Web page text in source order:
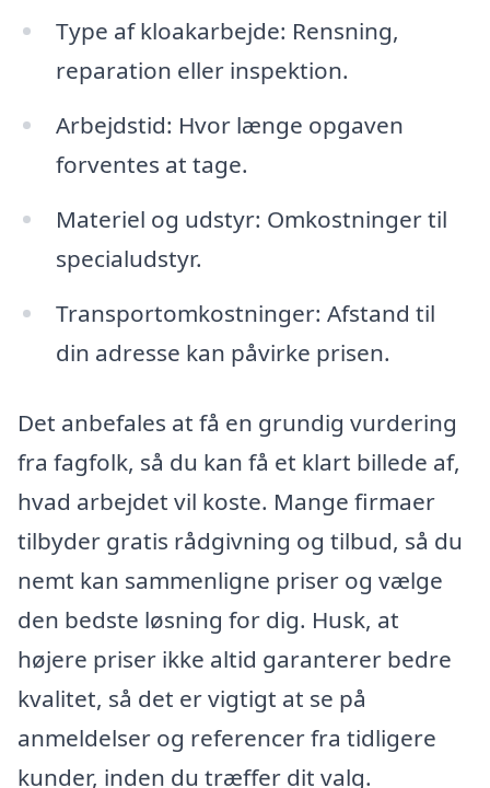
Type af kloakarbejde: Rensning,
reparation eller inspektion.
Arbejdstid: Hvor længe opgaven
forventes at tage.
Materiel og udstyr: Omkostninger til
specialudstyr.
Transportomkostninger: Afstand til
din adresse kan påvirke prisen.
Det anbefales at få en grundig vurdering
fra fagfolk, så du kan få et klart billede af,
hvad arbejdet vil koste. Mange firmaer
tilbyder gratis rådgivning og tilbud, så du
nemt kan sammenligne priser og vælge
den bedste løsning for dig. Husk, at
højere priser ikke altid garanterer bedre
kvalitet, så det er vigtigt at se på
anmeldelser og referencer fra tidligere
kunder, inden du træffer dit valg.